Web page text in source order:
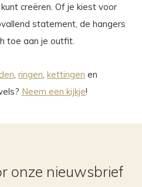
creëren. Of je kiest voor
statement, de hangers
toe aan je outfit.
, ringen, kettingen en
Neem een kijkje!
onze nieuwsbrief